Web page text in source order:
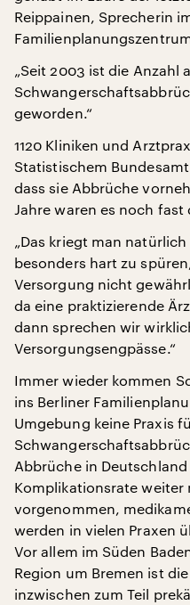
Reippainen, Sprecherin
„Seit 2003 ist die Anzahl
geworden.“
1120 Kliniken und
Statistischem
dass sie Abbrüche
Jahre waren es noch fast
„Das kriegt man
besonders hart zu
Versorgung nicht
da eine praktizierende
dann sprechen wir
Versorgungsengpässe.“
Immer wieder kommen
ins Berliner
Umgebung keine Praxis
Abbrüche in
Komplikationsrate weiter
vorgenommen,
werden in vielen Praxen
Vor allem im Süden
Region um Bremen ist
inzwischen zum Teil